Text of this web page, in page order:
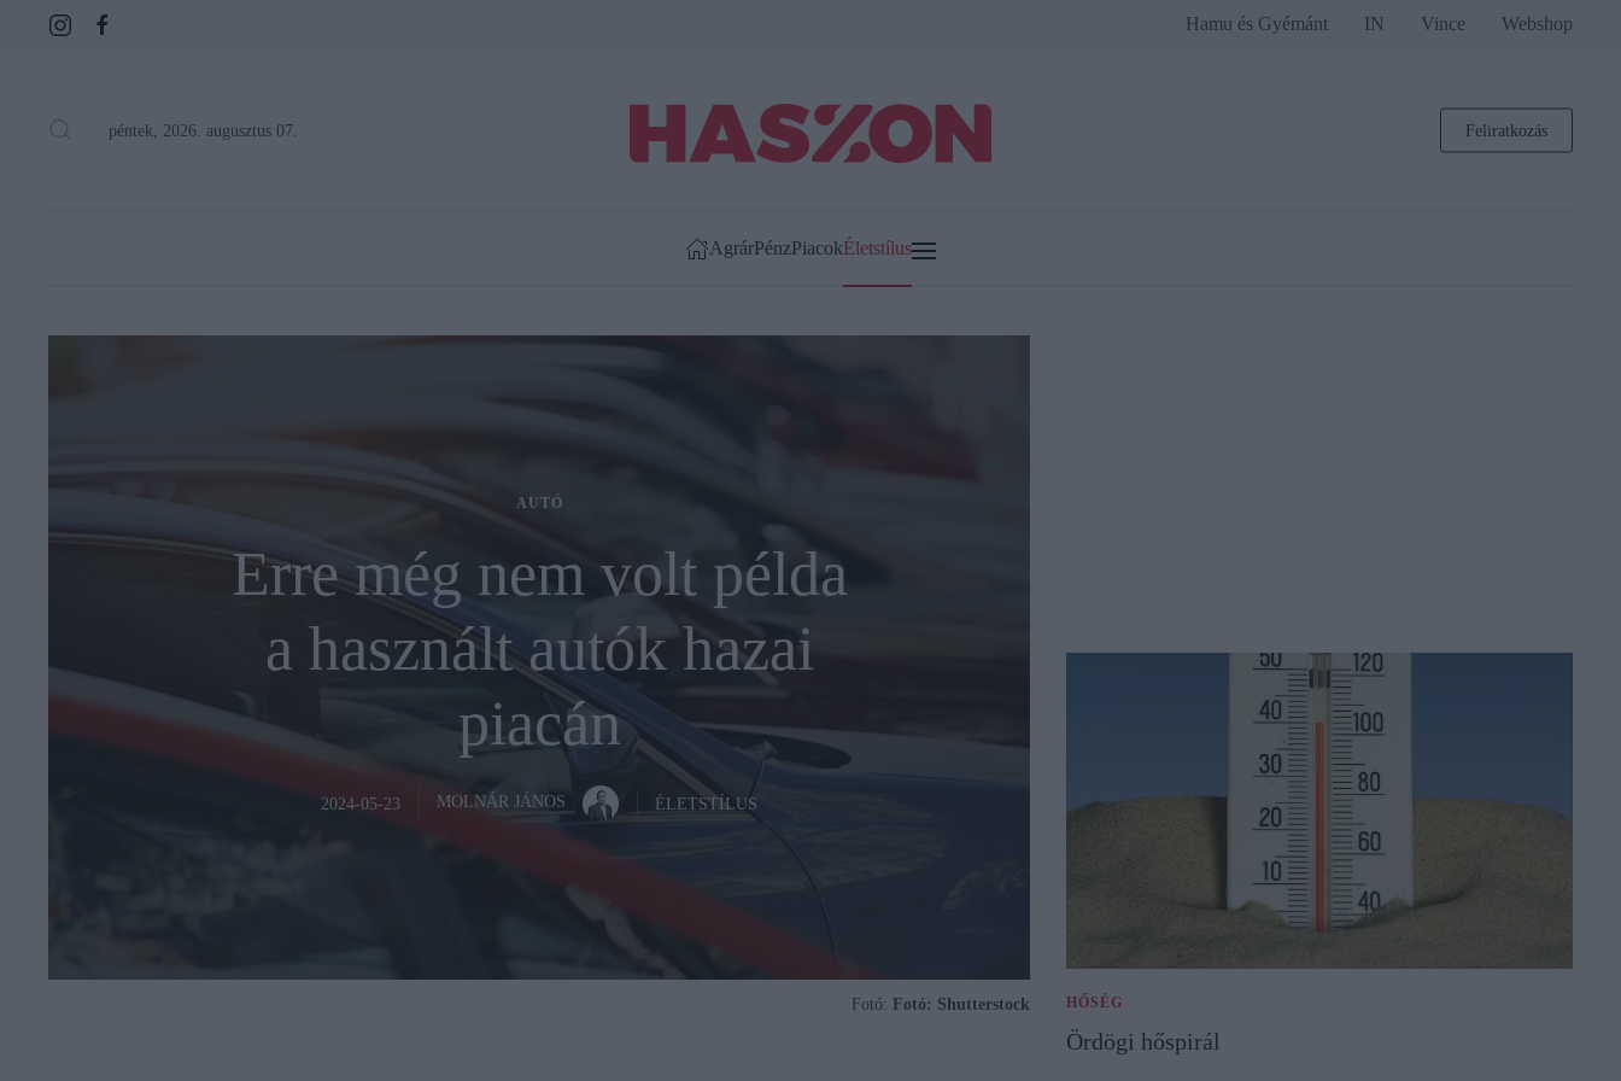
Hamu és Gyémánt IN Vince Webshop
péntek, 2026. augusztus 07. Feliratkozás
AgrárPénzPiacokÉletstílus
AUTÓ
Erre még nem volt példa
a használt autók hazai
piacán
2024-05-23 MOLNÁR JÁNOS ÉLETSTÍLUS
Fotó: Fotó: Shutterstock HŐSÉG
Ördögi hőspirál